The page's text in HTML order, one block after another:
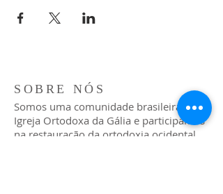
SOBRE NÓS
Somos uma comunidade brasileira da
Igreja Ortodoxa da Gália e participamos
na restauração da ortodoxia ocidental,